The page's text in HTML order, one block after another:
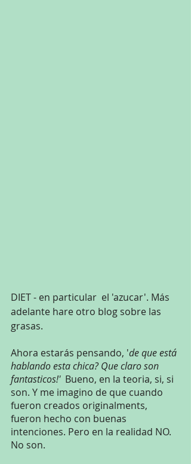
DIET - en particular  el 'azucar'. Más
adelante hare otro blog sobre las
grasas.
Ahora estarás pensando, 'de que está
hablando esta chica? Que claro son
fantasticos!' Bueno, en la teoria, si, si
son. Y me imagino de que cuando
fueron creados originalments,
fueron hecho con buenas
intenciones. Pero en la realidad NO.
No son.